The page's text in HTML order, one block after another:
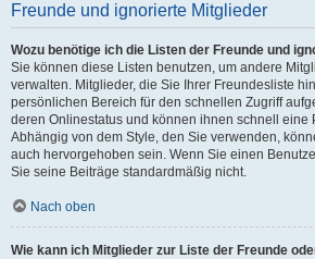
Freunde und ignorierte Mitglieder
Wozu benötige ich die Listen der Freunde und
Sie können diese Listen benutzen, um andere
verwalten. Mitglieder, die Sie Ihrer Freundesliste
persönlichen Bereich für den schnellen Zugriff
deren Onlinestatus und können ihnen schnell eine
Abhängig von dem Style, den Sie verwenden,
auch hervorgehoben sein. Wenn Sie einen
Sie seine Beiträge standardmäßig nicht.
Nach oben
Wie kann ich Mitglieder zur Liste der Freunde